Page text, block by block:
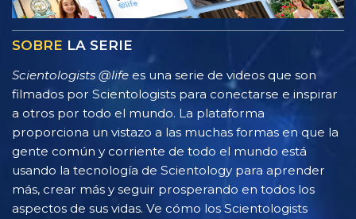
SOBRE LA SERIE
Scientologists @life es una serie de videos que son
filmados por Scientologists para conectarse e inspirar
a otros por todo el mundo. La plataforma
proporciona un vistazo a las muchas formas en que la
gente común y corriente de todo el mundo está
usando la tecnología de Scientology para aprender
más, crear más y seguir prosperando en todos los
aspectos de sus vidas. Ve cómo los Scientologists